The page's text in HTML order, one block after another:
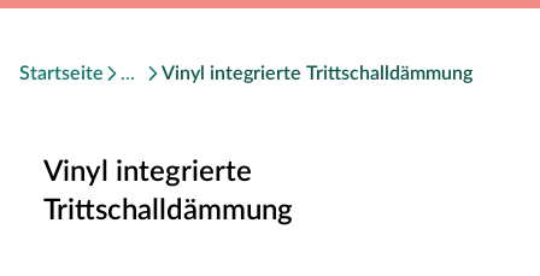
Startseite Vinyl integrierte Trittschalldämmung
Vinyl integrierte
Trittschalldämmung